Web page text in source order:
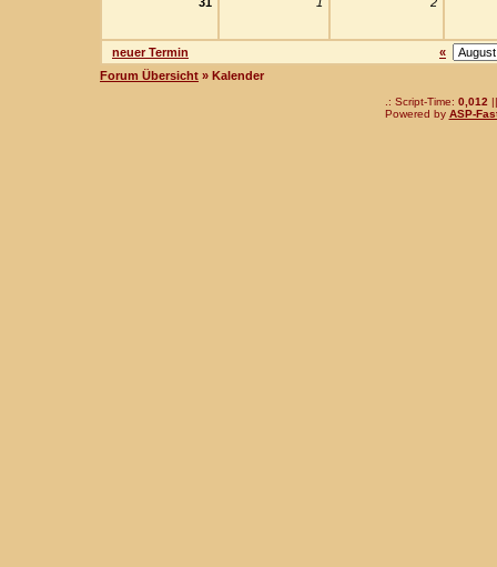
neuer Termin
«
Forum Übersicht » Kalender
.: Script-Time: 0,012
Powered by ASP-